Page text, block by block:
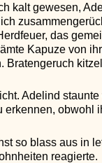
kalt gewesen,
das
Kapuze von
Adelind
obwohl
so blass aus in
reagierte.